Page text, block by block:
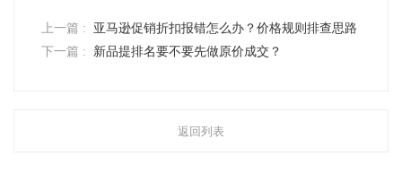
上一篇 :
亚马逊促销折扣报错怎么办？价格规则排查思路
下一篇 :
新品提排名要不要先做原价成交？
返回列表